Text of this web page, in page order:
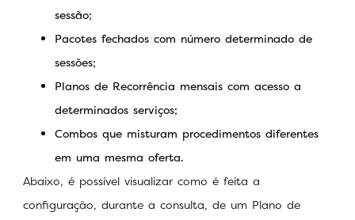
sessão;
Pacotes fechados com número determinado de
sessões;
Planos de Recorrência mensais com acesso a
determinados serviços;
Combos que misturam procedimentos diferentes
em uma mesma oferta.
Abaixo, é possível visualizar como é feita a
configuração, durante a consulta, de um Plano de